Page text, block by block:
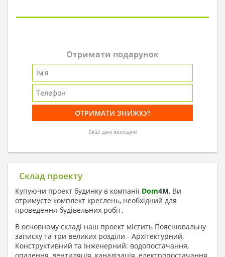
Отримати подарунок
Ваші дані захищені
Склад проекту
Купуючи проект будинку в компанії Dom4M, Ви
отримуєте комплект креслень, необхідний для
проведення будівельних робіт.
В основному складі наш проект містить Пояснювальну
записку та три великих розділи - Архітектурний,
Конструктивний та Інженерний: водопостачання,